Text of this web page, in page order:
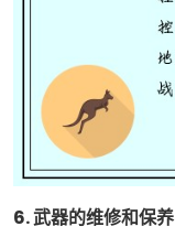
6. 武器的维修和保养